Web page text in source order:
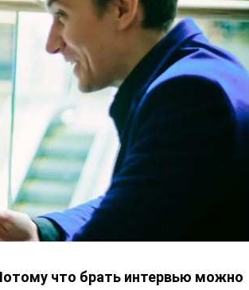
что брать интервью можно